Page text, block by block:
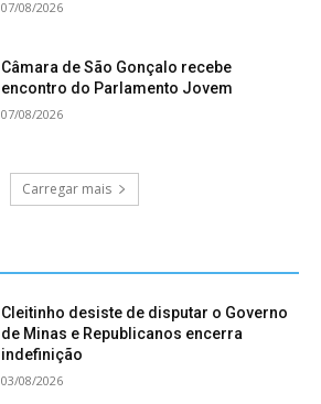
07/08/2026
Câmara de São Gonçalo recebe
encontro do Parlamento Jovem
07/08/2026
Carregar mais
Cleitinho desiste de disputar o Governo
de Minas e Republicanos encerra
indefinição
03/08/2026